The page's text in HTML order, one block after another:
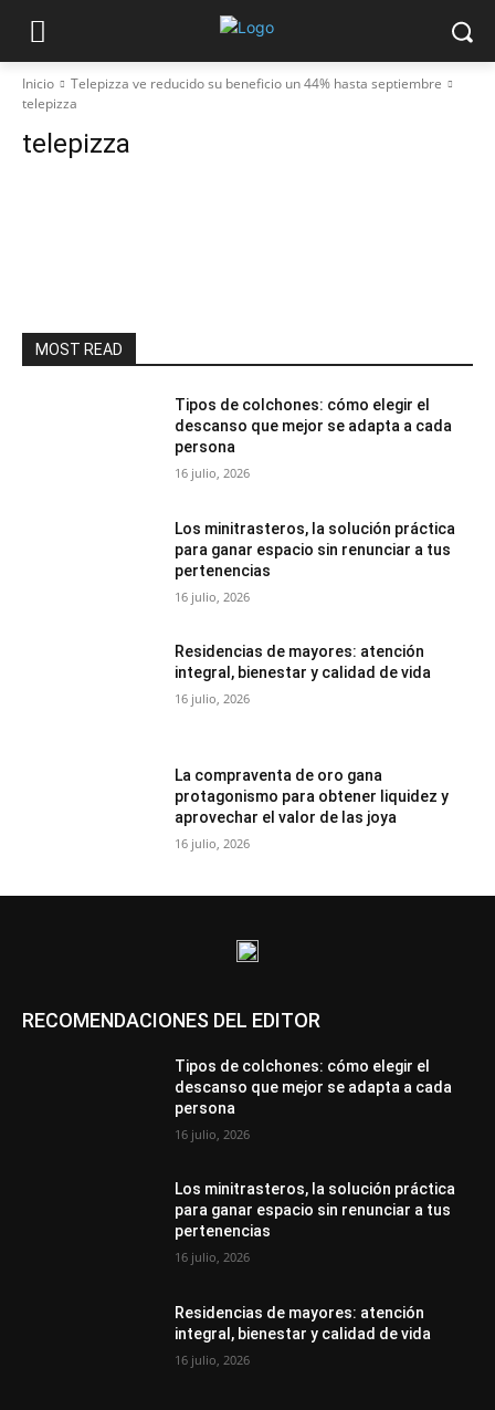
Inicio
Telepizza ve reducido su beneficio un 44% hasta septiembre
telepizza
telepizza
MOST READ
Tipos de colchones: cómo elegir el
descanso que mejor se adapta a cada
persona
16 julio, 2026
Los minitrasteros, la solución práctica
para ganar espacio sin renunciar a tus
pertenencias
16 julio, 2026
Residencias de mayores: atención
integral, bienestar y calidad de vida
16 julio, 2026
La compraventa de oro gana
protagonismo para obtener liquidez y
aprovechar el valor de las joya
16 julio, 2026
RECOMENDACIONES DEL EDITOR
Tipos de colchones: cómo elegir el
descanso que mejor se adapta a cada
persona
16 julio, 2026
Los minitrasteros, la solución práctica
para ganar espacio sin renunciar a tus
pertenencias
16 julio, 2026
Residencias de mayores: atención
integral, bienestar y calidad de vida
16 julio, 2026